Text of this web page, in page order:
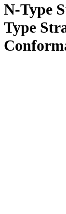
N-Type
Type